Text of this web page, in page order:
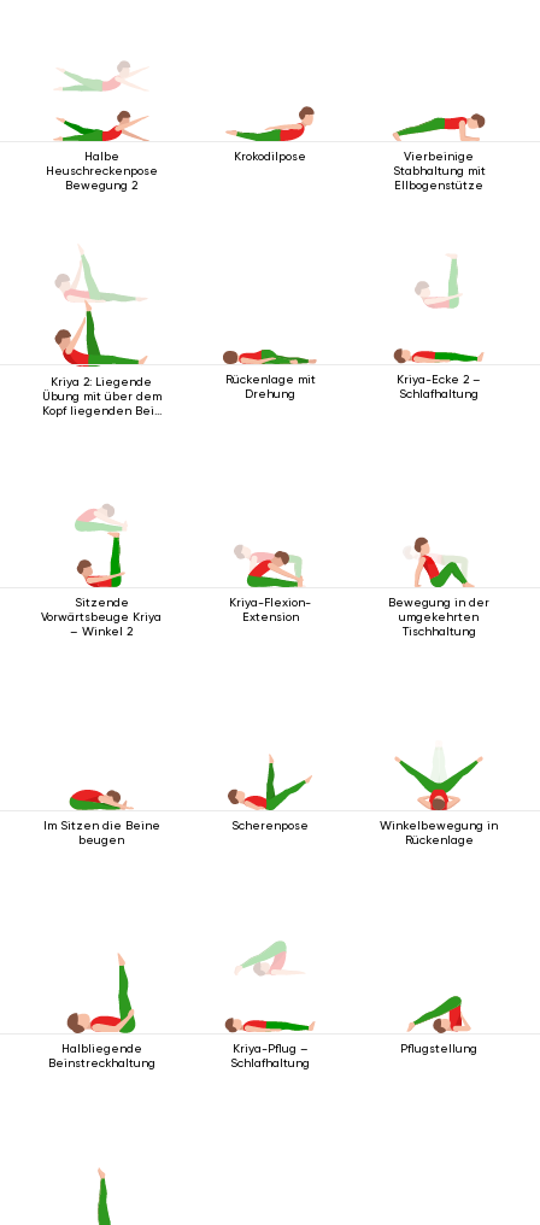
Halbe
Heuschreckenpose
Bewegung 2
Krokodilpose
Vierbeinige
Stabhaltung mit
Ellbogenstütze
Kriya 2: Liegende
Übung mit über dem
Kopf liegenden Bein
Rückenlage mit
Drehung
Kriya-Ecke 2 –
Schlafhaltung
Sitzende
Vorwärtsbeuge Kriya
– Winkel 2
Kriya-Flexion-
Extension
Bewegung in der
umgekehrten
Tischhaltung
Im Sitzen die Beine
beugen
Scherenpose
Winkelbewegung in
Rückenlage
Halbliegende
Beinstreckhaltung
Kriya-Pflug –
Schlafhaltung
Pflugstellung